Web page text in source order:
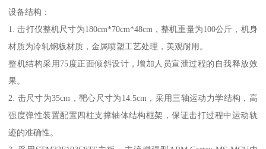
设备结构：
1. 击打仪整机尺寸为180cm*70cm*48cm，整机重量为100公斤，机身
材质为冷轧钢板材质，金属喷塑工艺处理，美观耐用。
整机结构采用75度正面倾斜设计，增加人员宣泄过程的自我释放效
果。
2. 击尺寸为35cm，靶心尺寸为14.5cm，采用三轴运动力学结构，高
强度弹性装置配置四柱支撑轴体结构框架，保证击打过程中运动轨
迹的准确性。